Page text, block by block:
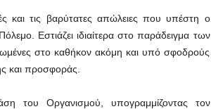
και τις βαρύτατες απώλειες που υπέστη ο
Εστιάζει ιδιαίτερα στο παράδειγμα των
στο καθήκον ακόμη και υπό σφοδρούς
και προσφοράς.
του Οργανισμού, υπογραμμίζοντας τον